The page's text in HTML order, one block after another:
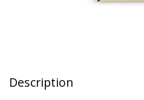
Description